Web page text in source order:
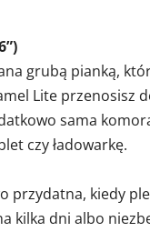
grubą pianką,
Lite przenosisz
sama
czy ładowarkę.
przydatna, kiedy
kilka dni albo